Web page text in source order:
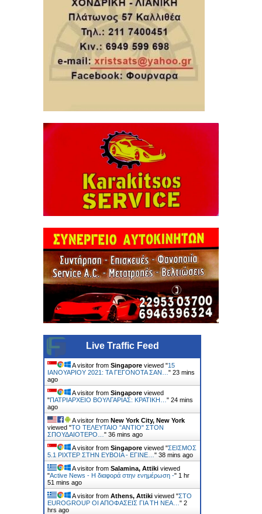
Live Traffic Feed
A visitor from Singapore viewed "15
ΙΑΝΟΥΑΡΙΟΥ 2021: ΤΑ ΓΕΓΟΝΟΤΑ ΣΑΝ… " 23 mins
ago
A visitor from Singapore viewed
"ΠΑΤΡΙΑΡΧΕΙΟ ΒΟΥΛΓΑΡΙΑΣ: ΚΡΑΤΙΚΗ… " 24 mins
ago
A visitor from New York City, New York
viewed "ΤΟ ΤΕΛΕΥΤΑΙΟ "ΑΝΤΙΟ" ΣΤΟΝ
ΣΠΟΥΔΑΙΟΤΕΡΟ… " 36 mins ago
A visitor from Singapore viewed "ΣΕΙΣΜΟΣ
5.1 ΡΙΧΤΕΡ ΣΤΗΝ ΕΥΒΟΙΑ - ΕΓΙΝΕ… " 38 mins ago
A visitor from Salamina, Attiki viewed
"Active News - Η διαφορά στην ενημέρωση -" 1 hr
51 mins ago
A visitor from Athens, Attiki viewed "ΣΤΟ
EUROGROUP ΟΙ ΑΠΟΦΑΣΕΙΣ ΓΙΑ ΤΗ ΝΕΑ… " 2
hrs ago